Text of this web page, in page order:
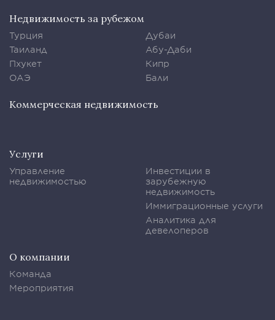
Недвижимость за рубежом
Турция
Таиланд
Пхукет
ОАЭ
Дубаи
Абу-Даби
Кипр
Бали
Коммерческая недвижимость
Услуги
Управление
недвижимостью
Инвестиции в
зарубежную
недвижимость
Иммиграционные услуги
Аналитика для
девелоперов
О компании
Команда
Мероприятия